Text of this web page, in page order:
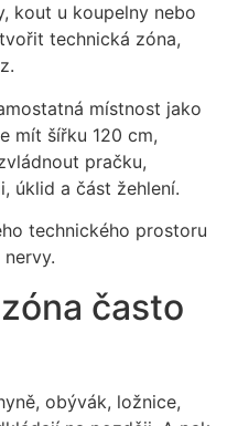
kout u koupelny nebo
technická zóna,
místnost jako
mít šířku 120 cm,
pračku,
úklid a část žehlení.
technického prostoru
často
obývák, ložnice,